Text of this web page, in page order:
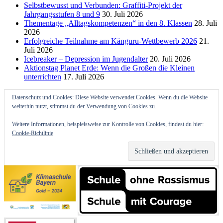
Selbstbewusst und Verbunden: Graffiti-Projekt der
Jahrgangsstufen 8 und 9 30. Juli 2026
Thementage „Alltagskompetenzen“ in den 8. Klassen 28. Juli
2026
Erfolgreiche Teilnahme am Känguru-Wettbewerb 2026 21.
Juli 2026
Icebreaker – Depression im Jugendalter 20. Juli 2026
Aktionstag Planet Erde: Wenn die Großen die Kleinen
unterrichten 17. Juli 2026
Datenschutz und Cookies: Diese Website verwendet Cookies. Wenn du die Website
weiterhin nutzt, stimmst du der Verwendung von Cookies zu.
Weitere Informationen, beispielsweise zur Kontrolle von Cookies, findest du hier:
Cookie-Richtlinie